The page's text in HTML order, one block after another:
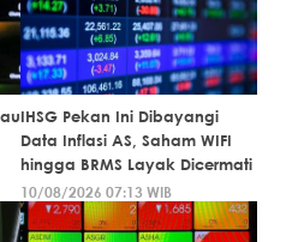
IHSG Pekan Ini Dibayangi
Data Inflasi AS, Saham WIFI
hingga BRMS Layak Dicermati
10/08/2026 07:13 WIB